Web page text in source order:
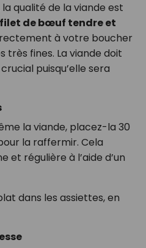
la qualité de la viande est
filet de bœuf tendre et
à votre boucher
fines. La viande doit
crucial puisqu’elle sera
la viande, placez-la 30
la raffermir. Cela
et régulière à l’aide d’un
dans les assiettes, en